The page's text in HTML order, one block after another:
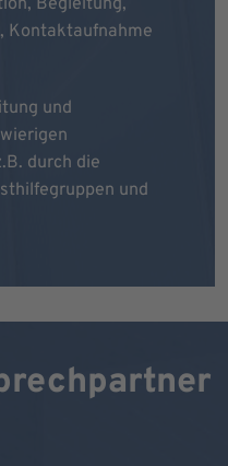
Begleitung,
Kontaktaufnahme
und
durch die
und